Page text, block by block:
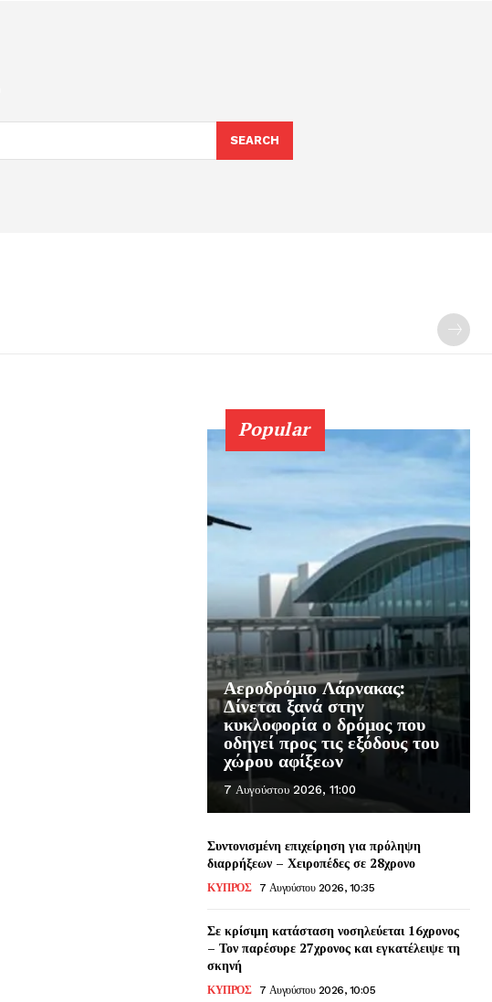
SEARCH
Popular
Αεροδρόμιο Λάρνακας:
Δίνεται ξανά στην
κυκλοφορία ο δρόμος που
οδηγεί προς τις εξόδους του
χώρου αφίξεων
7 Αυγούστου 2026, 11:00
Συντονισμένη επιχείρηση για πρόληψη
διαρρήξεων – Χειροπέδες σε 28χρονο
ΚΥΠΡΟΣ 7 Αυγούστου 2026, 10:35
Σε κρίσιμη κατάσταση νοσηλεύεται 16χρονος
– Τον παρέσυρε 27χρονος και εγκατέλειψε τη
σκηνή
ΚΥΠΡΟΣ 7 Αυγούστου 2026, 10:05